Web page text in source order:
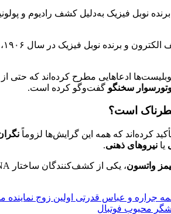
برنده نوبل فیزیک به‌دلیل کشف رادیوم و
و برنده نوبل فیزیک در سال ۱۹۰۶،
ادعاهایی مطرح کرده‌اند که حتی از
سخنگو گفت‌وگو کرده است.
خطرناک است؟
کرده‌اند که همه این گرایش‌ها لزوماً
یا نیروهای ذهنی.
واتسون، یکی از کشف‌کنندگان ساختار DNA و برنده نوبل پزشکی، این گرایش‌ها به
جراره و عباس قدرتی اولین زوج
محبوب فوتبال